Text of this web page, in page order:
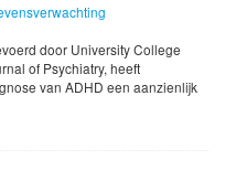
door University College
of Psychiatry, heeft
van ADHD een aanzienlijk